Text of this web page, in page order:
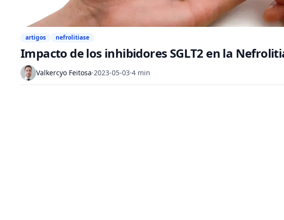
artigos nefrolitiase
Impacto de los inhibidores SGLT2 en la
Valkercyo Feitosa·2023-05-03·4 min